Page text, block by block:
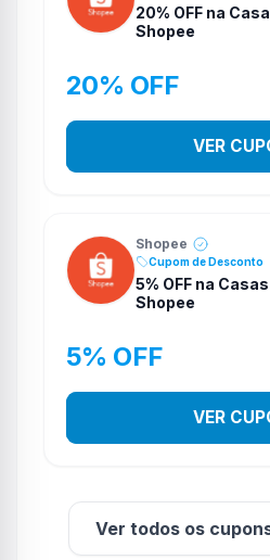
20% OFF na
Shopee
20% OFF
VER
Shopee
Cupom de Desconto
5% OFF na
Shopee
5% OFF
VER
Ver todos os